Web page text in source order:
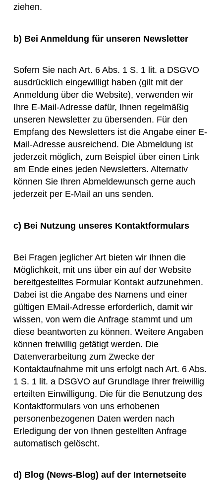
ziehen.
b) Bei Anmeldung für unseren Newsletter
Sofern Sie nach Art. 6 Abs. 1 S. 1 lit. a DSGVO
ausdrücklich eingewilligt haben (gilt mit der
Anmeldung über die Website), verwenden wir
Ihre E-Mail-Adresse dafür, Ihnen regelmäßig
unseren Newsletter zu übersenden. Für den
Empfang des Newsletters ist die Angabe einer E-
Mail-Adresse ausreichend. Die Abmeldung ist
jederzeit möglich, zum Beispiel über einen Link
am Ende eines jeden Newsletters. Alternativ
können Sie Ihren Abmeldewunsch gerne auch
jederzeit per E-Mail an uns senden.
c) Bei Nutzung unseres Kontaktformulars
Bei Fragen jeglicher Art bieten wir Ihnen die
Möglichkeit, mit uns über ein auf der Website
bereitgestelltes Formular Kontakt aufzunehmen.
Dabei ist die Angabe des Namens und einer
gültigen EMail-Adresse erforderlich, damit wir
wissen, von wem die Anfrage stammt und um
diese beantworten zu können. Weitere Angaben
können freiwillig getätigt werden. Die
Datenverarbeitung zum Zwecke der
Kontaktaufnahme mit uns erfolgt nach Art. 6 Abs.
1 S. 1 lit. a DSGVO auf Grundlage Ihrer freiwillig
erteilten Einwilligung. Die für die Benutzung des
Kontaktformulars von uns erhobenen
personenbezogenen Daten werden nach
Erledigung der von Ihnen gestellten Anfrage
automatisch gelöscht.
d) Blog (News-Blog) auf der Internetseite